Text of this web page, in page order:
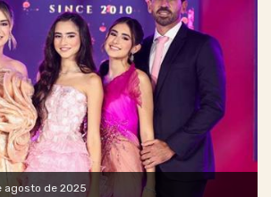
agosto de 2025